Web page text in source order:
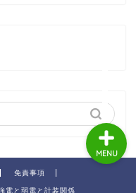
免責事項
と弱電と計装関係
MENU